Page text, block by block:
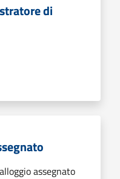
di
assegnato